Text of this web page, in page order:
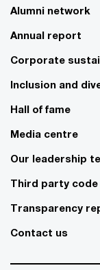
Alumni network
Annual report
Corporate
Inclusion and
Hall of fame
Media centre
Our leadership
Third party
Transparency
Contact us